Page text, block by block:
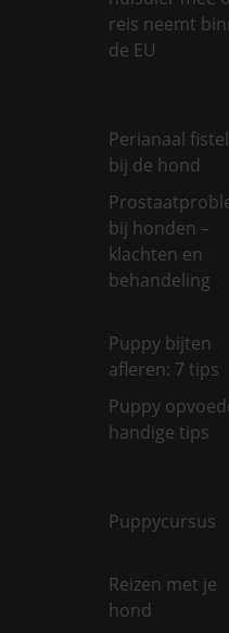
reis neemt
de EU
Perianaal
bij de hond
bij honden –
klachten en
behandeling
Puppy bijten
afleren: 7 tips
Puppy
handige tips
Puppycursus
Reizen met je
hond